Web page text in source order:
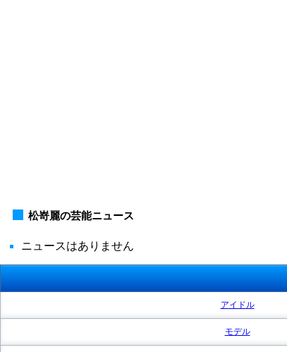
松嵜麗の芸能ニュース
ニュースはありません
アイドル
モデル